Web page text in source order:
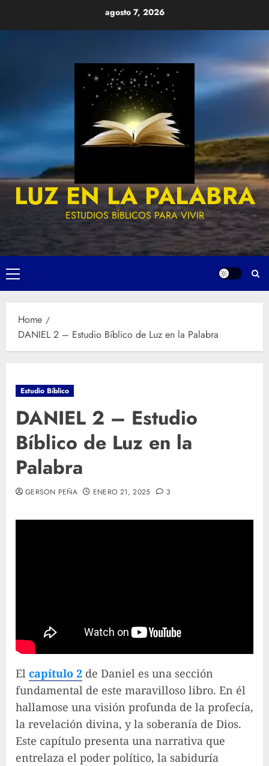
agosto 7, 2026
LUZ EN LA PALABRA
ESTUDIOS BÍBLICOS PARA VIVIR
Primary
Menu
Home
DANIEL 2 – Estudio Bíblico de Luz en la Palabra
Estudio Bíblico
DANIEL 2 – Estudio
Bíblico de Luz en la
Palabra
GERSON PEÑA ENERO 21, 2025 3
El capítulo 2 de Daniel es una sección
fundamental de este maravilloso libro. En él
hallamose una visión profunda de la profecía,
la revelación divina, y la soberanía de Dios.
Este capítulo presenta una narrativa que
entrelaza el poder político, la sabiduría